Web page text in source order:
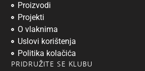
Proizvodi
Projekti
O vlaknima
Uslovi korištenja
Politika kolačića
PRIDRUŽITE SE KLUBU